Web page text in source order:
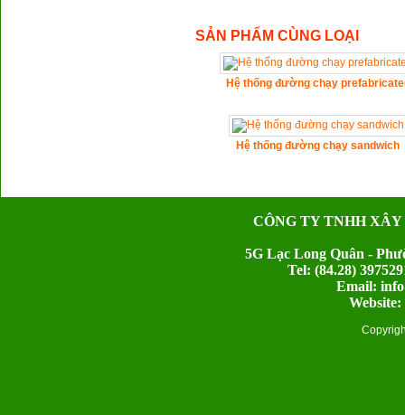
SẢN PHẨM CÙNG LOẠI
Hệ thống đường chạy
Hệ thống đường chạy sandwich
CÔNG TY TNHH
5G Lạc Long Quân -
Tel: (84.28)
Email: